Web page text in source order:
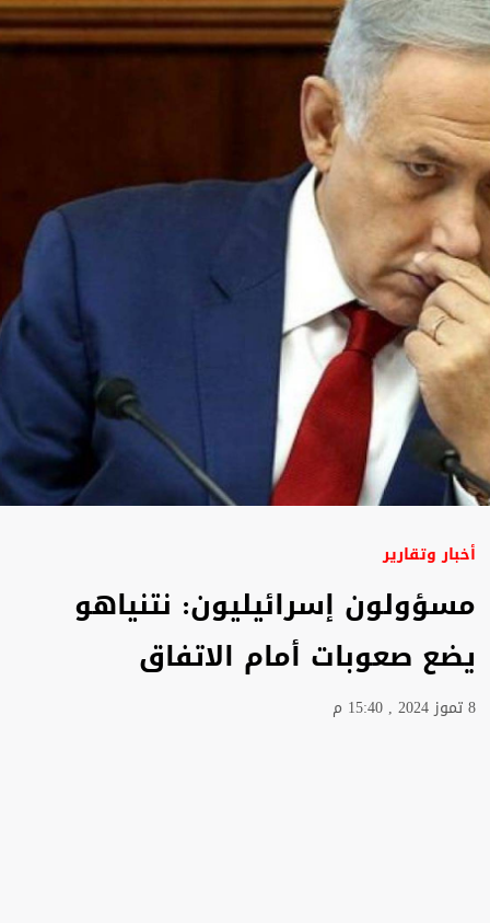
أخبار وتقارير
مسؤولون إسرائيليون: نتنياهو
يضع صعوبات أمام الاتفاق
8 تموز 2024 , 15:40 م